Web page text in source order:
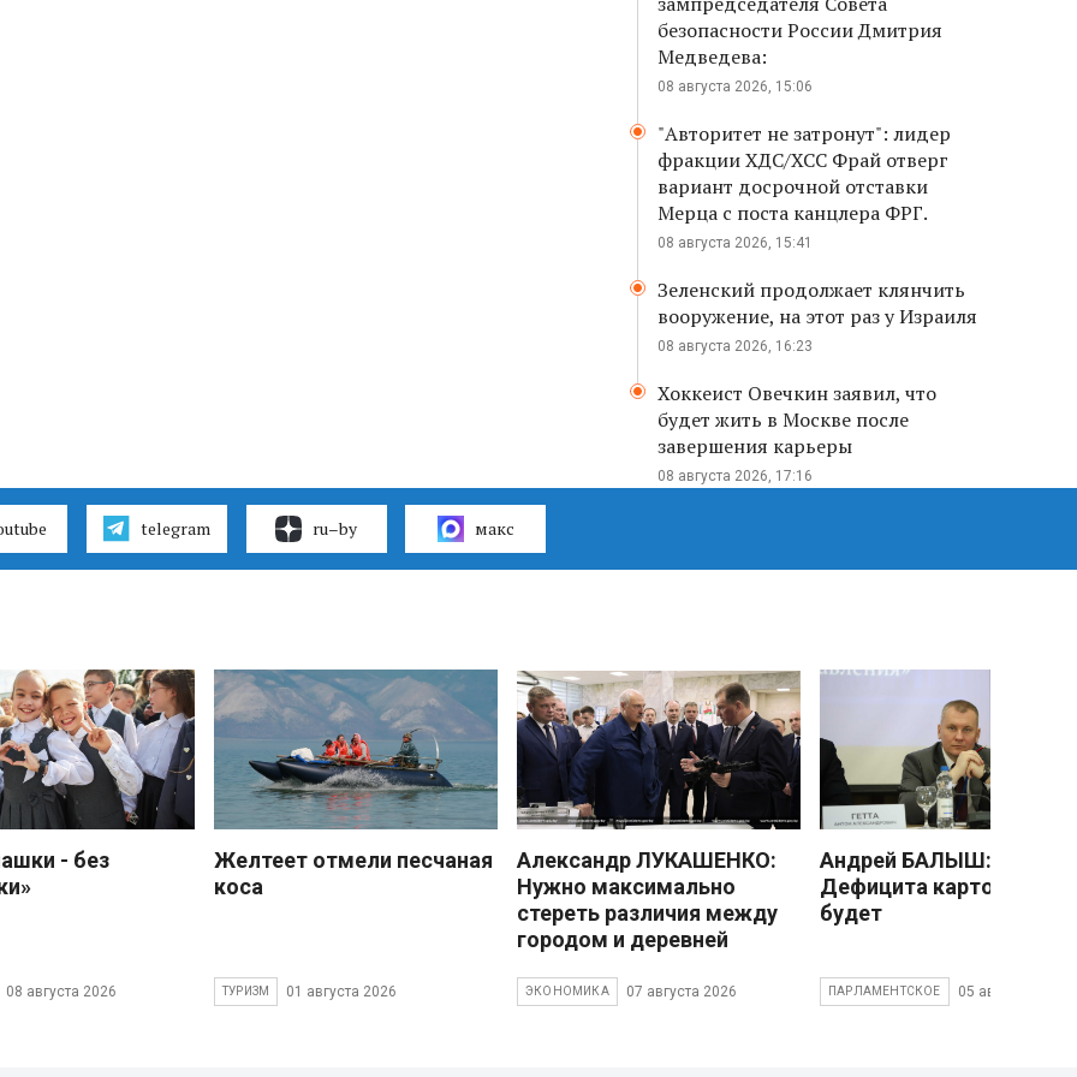
безопасности России Дмитрия
Медведева:
08 августа 2026, 15:06
"Авторитет не затронут": лидер
фракции ХДС/ХСС Фрай отверг
вариант досрочной отставки
Мерца с поста канцлера ФРГ.
08 августа 2026, 15:41
Зеленский продолжает клянчить
вооружение, на этот раз у Израиля
08 августа 2026, 16:23
Хоккеист Овечкин заявил, что
будет жить в Москве после
завершения карьеры
08 августа 2026, 17:16
telegram ru–by макс
- без
08 августа 2026
Желтеет отмели песчаная
коса
ТУРИЗМ 01 августа 2026
Александр ЛУКАШЕНКО:
Нужно максимально
стереть различия между
городом и деревней
ЭКОНОМИКА 07 августа 2026
Андрей БАЛЫШ:
Дефицита картофеля не
будет
ПАРЛАМЕНТСКОЕ 05 августа 2026